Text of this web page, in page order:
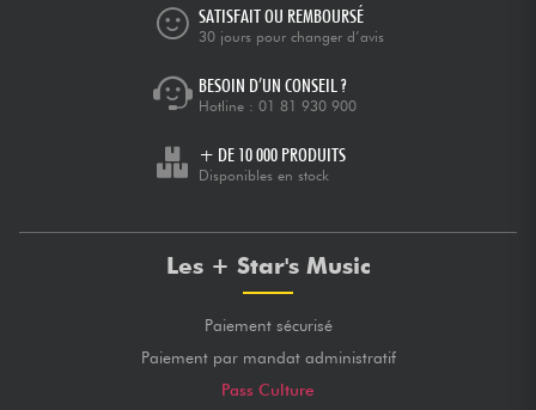
SATISFAIT OU REMBOURSÉ
30 jours pour changer d’avis
BESOIN D’UN CONSEIL ?
Hotline : 01 81 930 900
+ DE 10 000 PRODUITS
Disponibles en stock
Les + Star's Music
Paiement sécurisé
Paiement par mandat administratif
Pass Culture